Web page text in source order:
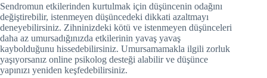
Sendromun etkilerinden kurtulmak için düşüncenin odağını
değiştirebilir, istenmeyen düşüncedeki dikkati azaltmayı
deneyebilirsiniz. Zihninizdeki kötü ve istenmeyen düşünceleri
daha az umursadığınızda etkilerinin yavaş yavaş
kaybolduğunu hissedebilirsiniz. Umursamamakla ilgili zorluk
yaşıyorsanız online psikolog desteği alabilir ve düşünce
yapınızı yeniden keşfedebilirsiniz.